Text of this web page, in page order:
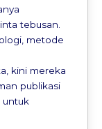
tebusan.
metode
kini mereka
publikasi
untuk